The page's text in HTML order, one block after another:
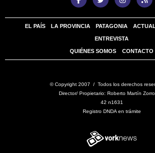
EL PAÍS LA PROVINCIA PATAGONIA
ENTREVISTA
QUIÉNES SOMOS CONTACTO
© Copyright 2007 / Todos los derechos
Director/ Propietario: Roberto Martín
42 n1631
Registro DNDA en trámite